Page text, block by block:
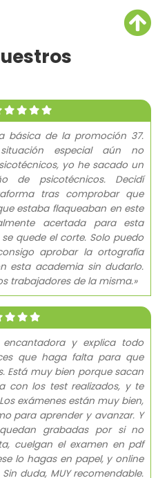
básica de la promoción 37.
especial aún no
yo he sacado un
psicotécnicos. Decidí
tras comprobar que
estaba flaqueaban en este
acertada para esta
quede el corte. Solo puedo
aprobar la ortografía
esta academia sin dudarlo.
trabajadores de la misma.»
encantadora y explica todo
que haga falta para que
Está muy bien porque sacan
con los test realizados, y te
exámenes están muy bien,
para aprender y avanzar. Y
grabadas por si no
cuelgan el examen en pdf
lo hagas en papel, y online
duda, MUY recomendable.